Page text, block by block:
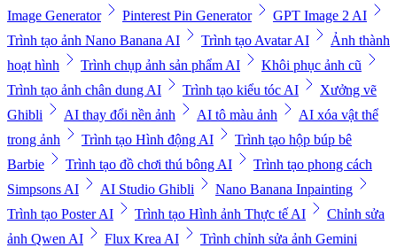
Image Generator
Pinterest Pin Generator
GPT Image 2 AI
Trình tạo ảnh Nano Banana AI
Trình tạo Avatar AI
Ảnh thành
hoạt hình
Trình chụp ảnh sản phẩm AI
Khôi phục ảnh cũ
Trình tạo ảnh chân dung AI
Trình tạo kiểu tóc AI
Xưởng vẽ
Ghibli
AI thay đổi nền ảnh AI tô màu ảnh
AI xóa vật thể
trong ảnh
Trình tạo Hình động AI
Trình tạo hộp búp bê
Barbie
Trình tạo đồ chơi thú bông AI
Trình tạo phong cách
Simpsons AI
AI Studio Ghibli
Nano Banana Inpainting
Trình tạo Poster AI
Trình tạo Hình ảnh Thực tế AI
Chỉnh sửa
ảnh Qwen AI
Flux Krea AI
Trình chỉnh sửa ảnh Gemini